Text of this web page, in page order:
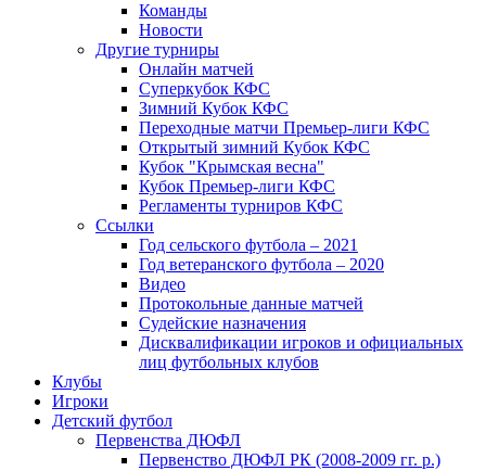
Команды
Новости
Другие турниры
Онлайн матчей
Суперкубок КФС
Зимний Кубок КФС
Переходные матчи Премьер-лиги КФС
Открытый зимний Кубок КФС
Кубок "Крымская весна"
Кубок Премьер-лиги КФС
Регламенты турниров КФС
Ссылки
Год сельского футбола – 2021
Год ветеранского футбола – 2020
Видео
Протокольные данные матчей
Судейские назначения
Дисквалификации игроков и официальных
лиц футбольных клубов
Клубы
Игроки
Детский футбол
Первенства ДЮФЛ
Первенство ДЮФЛ РК (2008-2009 гг. р.)